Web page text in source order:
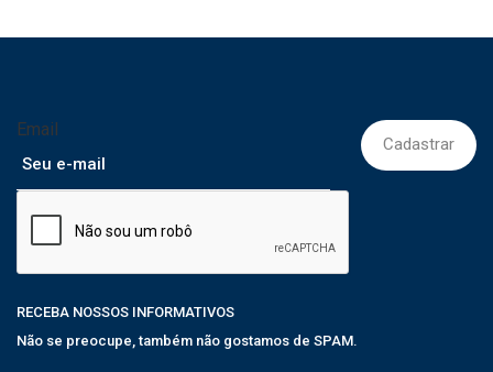
Email
RECEBA NOSSOS INFORMATIVOS
Não se preocupe, também não gostamos de SPAM.